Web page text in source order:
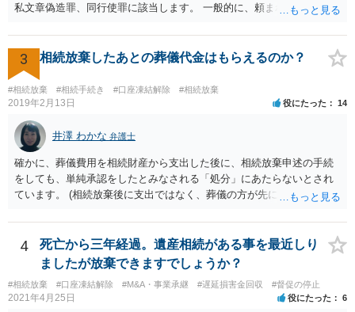
私文章偽造罪、同行使罪に該当します。 一般的に、頼まれた（委任さ
か？ 委任状を偽造して使用することはまでは依頼の範囲ではない
ので できないと思います。
3 相続放棄したあとの葬儀代金はもらえるのか？
#相続放棄 #相続手続き #口座凍結解除 #相続放棄
2019年2月13日 役にたった 14
井澤 わかな 弁護士
確かに、葬儀費用を相続財産から支出した後に、相続放棄申述の手続
をしても、単純承認をしたとみなされる「処分」にあたらないとされ
ています。 (相続放棄後に支出ではなく、葬儀の方が先に来るのが通常
述の手続ということだと思いますが) ただ、葬儀費用ならいくらでもよ
いということではなく、身分相応の、社会的儀式として当然認められ
る程度の金額に留まると考えた方がよいです。 もし、相続人の皆さん
に葬儀費用を支出する経済力がなく、質素な葬儀を行った費用であれ
ば相続財産から支出しても単純承認と認められない可能性が高いの
で、相続放棄申述が受理される可能性も高いと思います。
4
死亡から三年経過。遺産相続がある事を最近しり
ましたが放棄できますでしょうか？
#相続放棄 #口座凍結解除 #M&A・事業承継 #遅延損害金回収 #督促の停止
2021年4月25日 役にたった 6